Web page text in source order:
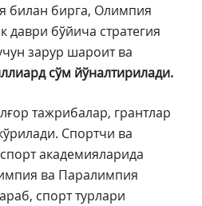
билан бирга, Олимпия
даври бўйича стратегия
зарур шароит ва
сўм йўналтирилади.
тажрибалар, грантлар
Спортчи ва
академияларида
ва Паралимпия
спорт турлари